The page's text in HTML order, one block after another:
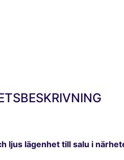
ljus lägenhet till salu i